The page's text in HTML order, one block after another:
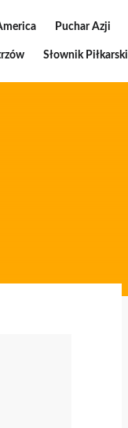
Puchar Azji
Słownik Piłkarski